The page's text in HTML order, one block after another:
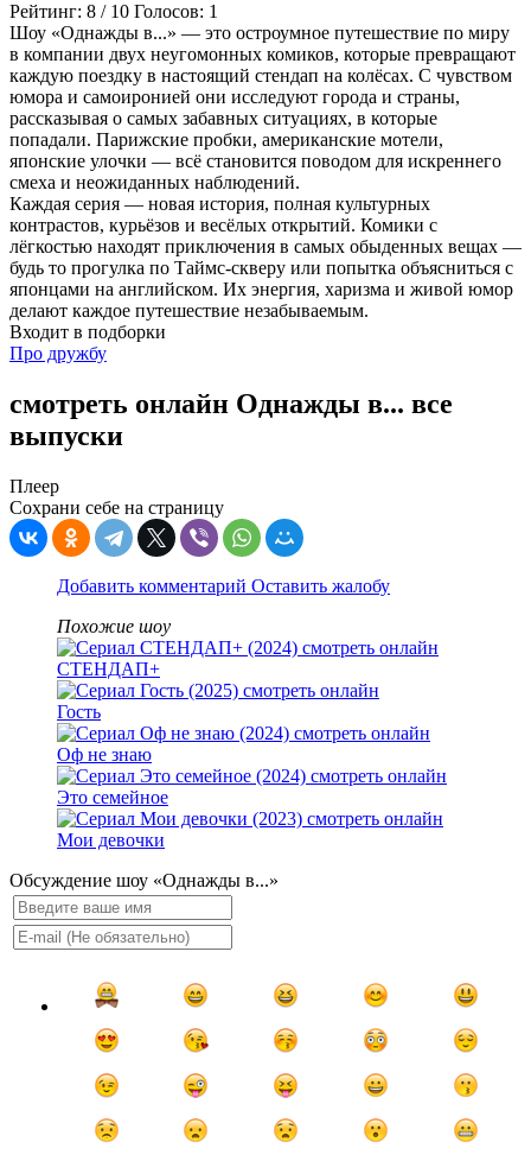
Рейтинг: 8 / 10 Голосов: 1
Шоу «Однажды в...» — это остроумное путешествие по миру
в компании двух неугомонных комиков, которые превращают
каждую поездку в настоящий стендап на колёсах. С чувством
юмора и самоиронией они исследуют города и страны,
рассказывая о самых забавных ситуациях, в которые
попадали. Парижские пробки, американские мотели,
японские улочки — всё становится поводом для искреннего
смеха и неожиданных наблюдений.
Каждая серия — новая история, полная культурных
контрастов, курьёзов и весёлых открытий. Комики с
лёгкостью находят приключения в самых обыденных вещах —
будь то прогулка по Таймс-скверу или попытка объясниться с
японцами на английском. Их энергия, харизма и живой юмор
делают каждое путешествие незабываемым.
Входит в подборки
Про дружбу
смотреть онлайн Однажды в... все
выпуски
Плеер
Сохрани себе на страницу
Добавить комментарий Оставить жалобу
Похожие шоу
СТЕНДАП+
Гость
Оф не знаю
Это семейное
Мои девочки
Обсуждение шоу «Однажды в...»